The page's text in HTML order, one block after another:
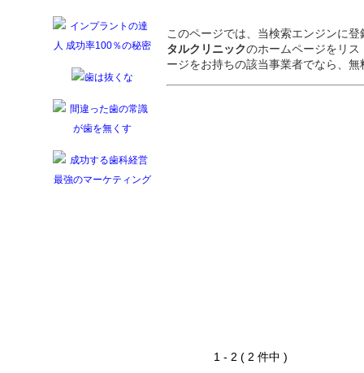
このページでは、当検索エンジンに登
タルクリニックのホームページをリ
ージをお持ちの該当事業者でなら、
1 - 2 ( 2 件中 )